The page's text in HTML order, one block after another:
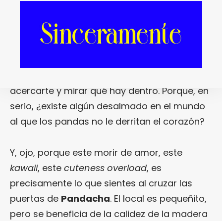
cierto, nació en los ojos… Como nacen todos
los flechazos, ¿no? Y es que ver desde la
acercarte y mirar qué hay dentro. Porque, en
serio, ¿existe algún desalmado en el mundo
al que los pandas no le derritan el corazón?
Y, ojo, porque este morir de amor, este
kawaii, este cuteness overload, es
precisamente lo que sientes al cruzar las
puertas de Pandacha. El local es pequeñito,
pero se beneficia de la calidez de la madera